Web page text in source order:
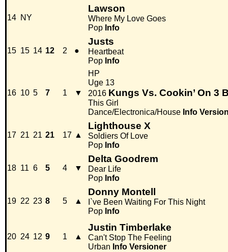
14 NY
Lawson
Where My Love Goes
Pop Info
15 15 14 12 2 ●
Justs
Heartbeat
Pop Info
16 10 5 7 1 ▼
HP
Uge 13
2016 Kungs Vs. Cookin’ On 3
This Girl
Dance/Electronica/House Info
17 21 21 21 17 ▲
Lighthouse X
Soldiers Of Love
Pop Info
18 11 6 5 4 ▼
Delta Goodrem
Dear Life
Pop Info
19 22 23 8 5 ▲
Donny Montell
I`ve Been Waiting For This Night
Pop Info
20 24 12 9 1 ▲
Justin Timberlake
Can't Stop The Feeling
Urban Info Versioner